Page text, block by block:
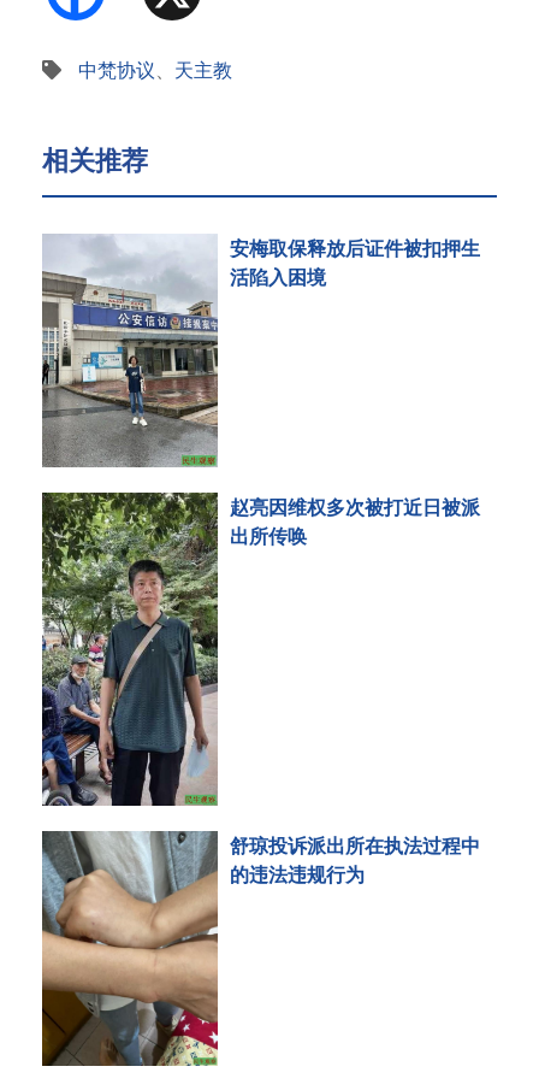
中梵协议、 天主教
相关推荐
安梅取保释放后证件被扣押生
活陷入困境
赵亮因维权多次被打近日被派
出所传唤
舒琼投诉派出所在执法过程中
的违法违规行为